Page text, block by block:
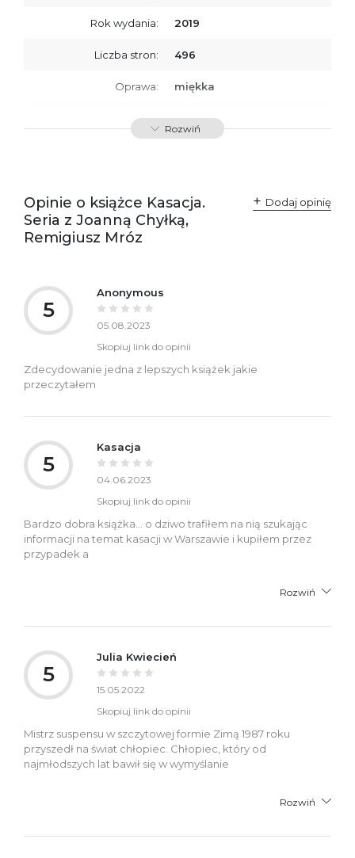
Rok wydania: 2019
Liczba stron: 496
Oprawa: miękka
ISBN 9788379762477
Rozwiń
Opinie o książce Kasacja.
Seria z Joanną Chyłką,
Remigiusz Mróz
Dodaj opinię
5
Anonymous
05.08.2023
Skopiuj link do opinii
Zdecydowanie jedna z lepszych książek jakie
przeczytałem
5
Kasacja
04.06.2023
Skopiuj link do opinii
Bardzo dobra książka... o dziwo trafiłem na nią szukając
informacji na temat kasacji w Warszawie i kupiłem przez
przypadek a
Rozwiń
5
Julia Kwiecień
15.05.2022
Skopiuj link do opinii
Mistrz suspensu w szczytowej formie Zimą 1987 roku
przyszedł na świat chłopiec. Chłopiec, który od
najmłodszych lat bawił się w wymyślanie
Rozwiń